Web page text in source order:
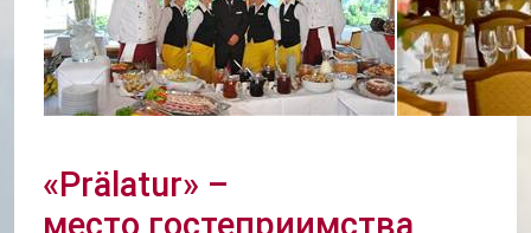
«Prälatur» –
место гостеприимства